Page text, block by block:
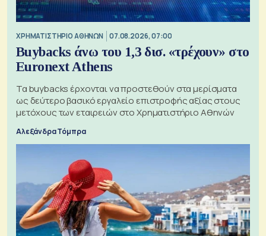
XΡΗΜΑΤΙΣΤΗΡΙΟ ΑΘΗΝΩΝ 07.08.2026, 07:00
Buybacks άνω του 1,3 δισ. «τρέχουν» στο
Euronext Athens
Τα buybacks έρχονται να προστεθούν στα μερίσματα
ως δεύτερο βασικό εργαλείο επιστροφής αξίας στους
μετόχους των εταιρειών στο Χρηματιστήριο Αθηνών
Αλεξάνδρα Τόμπρα